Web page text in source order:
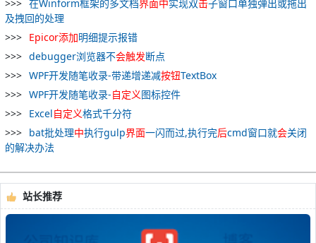
在Winform框架的多文档界面中实现双击子窗口单独弹出或拖出
及拽回的处理
Epicor添加明细提示报错
debugger浏览器不会触发断点
WPF开发随笔收录-带递增递减按钮TextBox
WPF开发随笔收录-自定义图标控件
Excel自定义格式千分符
bat批处理中执行gulp界面一闪而过,执行完后cmd窗口就会关闭
的解决办法
站长推荐